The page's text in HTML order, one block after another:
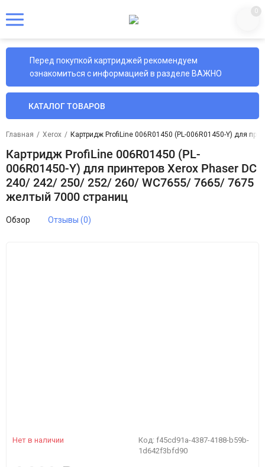
0
Перед покупкой картриджей рекомендуем
ознакомиться с информацией в разделе ВАЖНО
КАТАЛОГ ТОВАРОВ
Главная / Xerox / Картридж ProfiLine 006R01450 (PL-006R01450-Y) для
Картридж ProfiLine 006R01450 (PL-
006R01450-Y) для принтеров Xerox Phaser DC
240/ 242/ 250/ 252/ 260/ WC7655/ 7665/ 7675
желтый 7000 страниц
Обзор Отзывы (0)
Нет в наличии Код: f45cd91a-4387-4188-b59b-
1d642f3bfd90